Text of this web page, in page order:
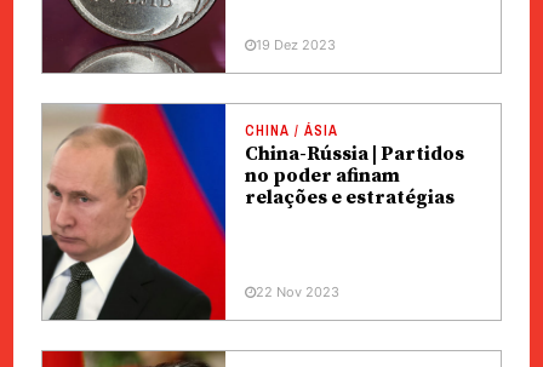
19 Dez 2023
CHINA / ÁSIA
China-Rússia | Partidos
no poder afinam
relações e estratégias
22 Nov 2023